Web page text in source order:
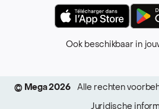
App
Ook beschikbaar in
© Mega 2026 Alle rechten
Juridische